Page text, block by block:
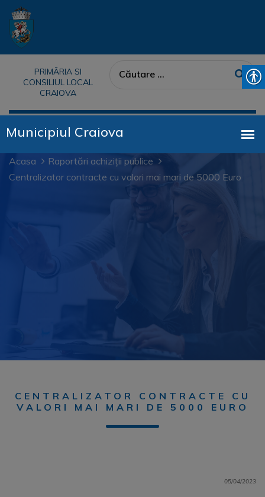
PRIMĂRIA SI
CONSILIUL LOCAL
CRAIOVA
Acasa
Raportări achiziții publice
Centralizator contracte cu valori mai mari de 5000 Euro
CENTRALIZATOR CONTRACTE CU
VALORI MAI MARI DE 5000 EURO
05/04/2023